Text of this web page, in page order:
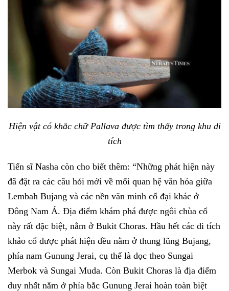
Hiện vật có khắc chữ Pallava được tìm thấy trong khu di
tích
Tiến sĩ Nasha còn cho biết thêm: “Những phát hiện này
đã đặt ra các câu hỏi mới về mối quan hệ văn hóa giữa
Lembah Bujang và các nền văn minh cổ đại khác ở
Đông Nam Á. Địa điểm khám phá được ngôi chùa cổ
này rất đặc biệt, nằm ở Bukit Choras. Hầu hết các di tích
khảo cổ được phát hiện đều nằm ở thung lũng Bujang,
phía nam Gunung Jerai, cụ thể là dọc theo Sungai
Merbok và Sungai Muda. Còn Bukit Choras là địa điểm
duy nhất nằm ở phía bắc Gunung Jerai hoàn toàn biệt